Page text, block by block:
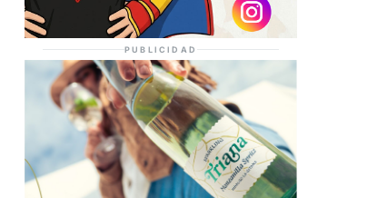
PUBLICIDAD